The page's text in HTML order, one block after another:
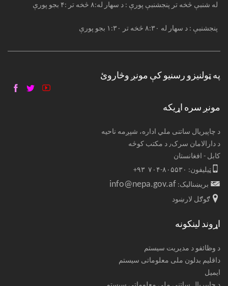
له شنبې څخه تر پنجشنبې پورې : د سهار له:۸ څخه تر :۴ بجو پورې
پنجشنبې : د سهار له ۸:۳۰ څخه تر ۱:۳۰ بجو پورې
په ټولنیزو رسنیو کې مونږ وڅاروئ
مونږ سره اړیکه
د چاپیریال ساتنی ملي اداره، شپږمه ناحیه
د دارالامان سرک٫ د مکتب کوڅه
کابل - افغانستان
ټیلیفون: ۸۰۵۵۳۰-۷۰۴ ۹۳+
بریښنالیک: info@nepa.gov.af
ګوګل لارښود
اړوند لینکونه
د وظائفو د مدیریت سیستم
داقلیم بدلون ملی معلوماتی سیستم
ایمیل